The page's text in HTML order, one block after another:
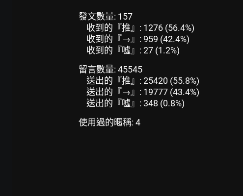
發文數量: 157
收到的『推』: 1276 (56.4%)
收到的『→』: 959 (42.4%)
收到的『噓』: 27 (1.2%)
留言數量: 45545
送出的『推』: 25420 (55.8%)
送出的『→』: 19777 (43.4%)
送出的『噓』: 348 (0.8%)
使用過的暱稱: 4